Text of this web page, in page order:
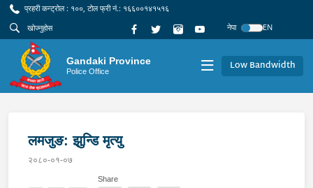
प्रहरी कन्ट्रोल : १००, टोल फ्री नं.: १६६००१४१५१६
नेपा
EN
Gandaki Province
Police Office Low Bandwidth
लमजुङ: झुन्डि मृत्यु
२०८०-०१-०७
Share